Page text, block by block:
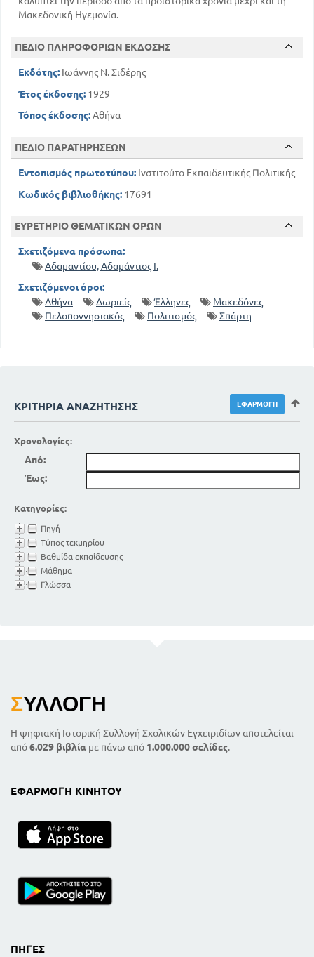
Μακεδονική Ηγεμονία.
ΠΕΔΙΟ ΠΛΗΡΟΦΟΡΙΩΝ ΕΚΔΟΣΗΣ
Εκδότης: Ιωάννης Ν. Σιδέρης
Έτος έκδοσης: 1929
Τόπος έκδοσης:Αθήνα
ΠΕΔΙΟ ΠΑΡΑΤΗΡΗΣΕΩΝ
Εντοπισμός πρωτοτύπου: Ινστιτούτο Εκπαιδευτικής Πολιτικής
Κωδικός βιβλιοθήκης: 17691
ΕΥΡΕΤΗΡΙΟ ΘΕΜΑΤΙΚΩΝ ΟΡΩΝ
Σχετιζόμενα πρόσωπα:
Αδαμαντίου, Αδαμάντιος Ι.
Σχετιζόμενοι όροι:
Αθήνα
Δωριείς Έλληνες
Μακεδόνες
Πελοποννησιακός
Πολιτισμός Σπάρτη
ΚΡΙΤΉΡΙΑ ΑΝΑΖΉΤΗΣΗΣ
Χρονολογίες:
Από:
Έως:
Κατηγορίες:
Πηγή
Τύπος τεκμηρίου
Βαθμίδα εκπαίδευσης
Μάθημα
Γλώσσα
ΣΥΛΛΟΓΉ
Η ψηφιακή Ιστορική Συλλογή Σχολικών Εγχειριδίων αποτελείται
από6.029 βιβλία με πάνω από 1.000.000 σελίδες.
ΕΦΑΡΜΟΓΉ ΚΙΝΗΤΟΎ
ΠΗΓΈΣ